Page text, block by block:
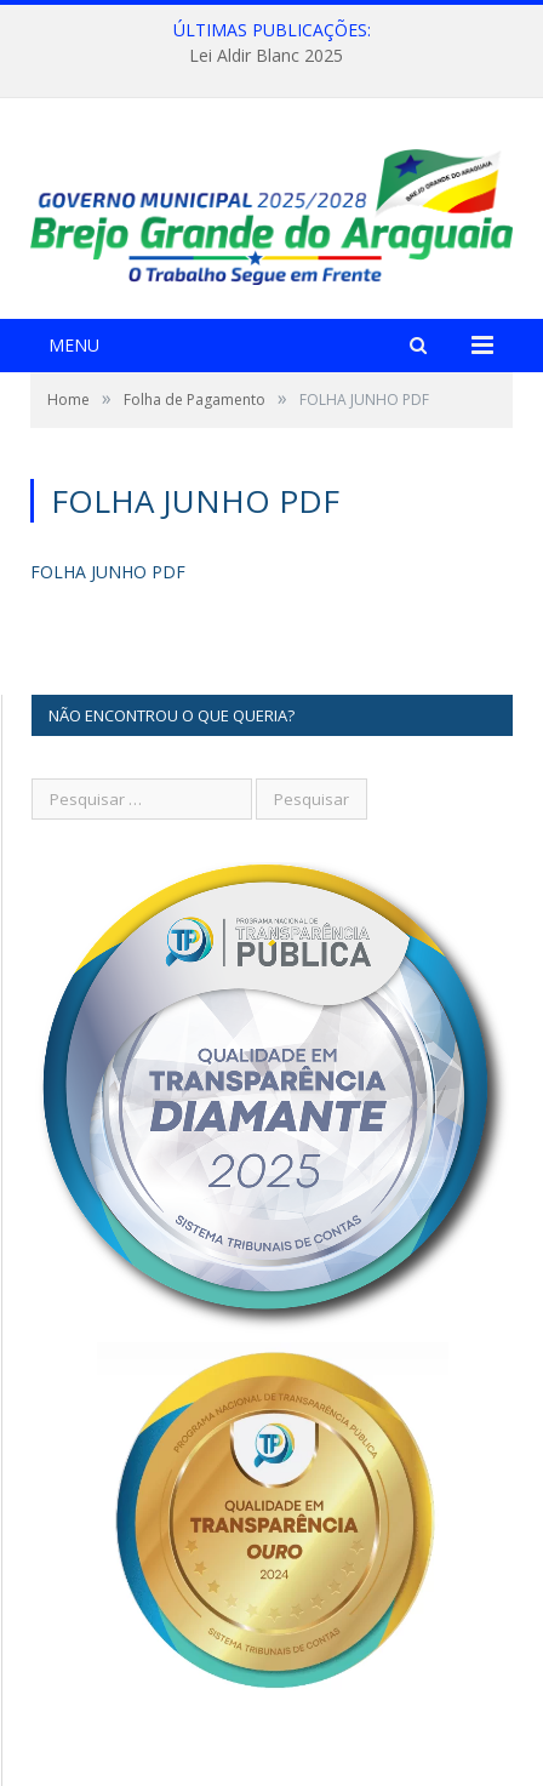
ÚLTIMAS PUBLICAÇÕES:
Lei Aldir Blanc 2025
MENU
Home » Folha de Pagamento » FOLHA JUNHO PDF
FOLHA JUNHO PDF
FOLHA JUNHO PDF
NÃO ENCONTROU O QUE QUERIA?